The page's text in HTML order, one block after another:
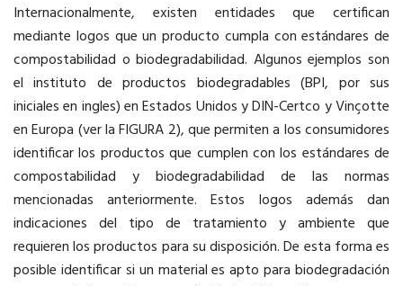
Internacionalmente, existen entidades que certifican
mediante logos que un producto cumpla con estándares de
compostabilidad o biodegradabilidad. Algunos ejemplos son
el instituto de productos biodegradables (BPI, por sus
iniciales en ingles) en Estados Unidos y DIN-Certco y Vinçotte
en Europa (ver la FIGURA 2), que permiten a los consumidores
identificar los productos que cumplen con los estándares de
compostabilidad y biodegradabilidad de las normas
mencionadas anteriormente. Estos logos además dan
indicaciones del tipo de tratamiento y ambiente que
requieren los productos para su disposición. De esta forma es
posible identificar si un material es apto para biodegradación